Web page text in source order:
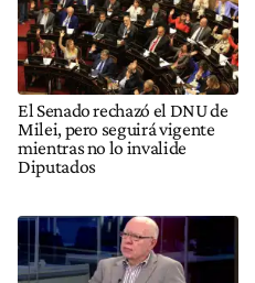
El Senado rechazó el DNU de
Milei, pero seguirá vigente
mientras no lo invalide
Diputados